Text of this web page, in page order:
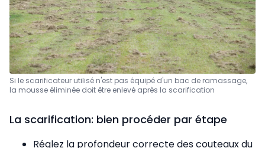
Si le scarificateur utilisé n'est pas équipé d'un bac de ramassage,
la mousse éliminée doit être enlevé après la scarification
La scarification: bien procéder par étape
Réglez la profondeur correcte des couteaux du